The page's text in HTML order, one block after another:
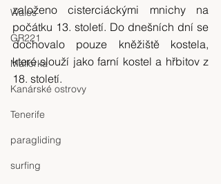
Wales
GR221
Mallorka
Kanárské ostrovy
Tenerife
paragliding
surfing
založeno cisterciáckými mnichy na
počátku 13. století. Do dnešních dní se
dochovalo pouze kněžiště kostela,
které slouží jako farní kostel a hřbitov z
18. století.